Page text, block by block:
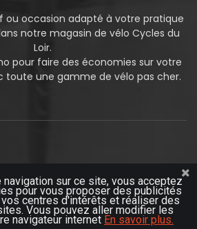
ou occasion adapté à votre pratique
notre magasin de vélo Cycles du
Loir.
pour faire des économies sur votre
toute une gamme de vélo pas cher.
© 2019Futurosoft
navigation sur ce site, vous acceptez
pour vous proposer des publicités
centres d'intérêts et réaliser des
Vous pouvez aller modifier les
navigateur internet En savoir plus.